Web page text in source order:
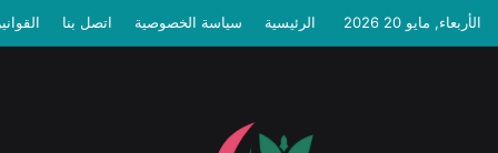
الأربعاء, مايو 20 2026 الرئيسية سياسة الخصوصية اتصل بنا